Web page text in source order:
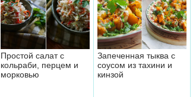
Простой салат с
кольраби, перцем и
морковью
Запеченная тыква с
соусом из тахини и
кинзой